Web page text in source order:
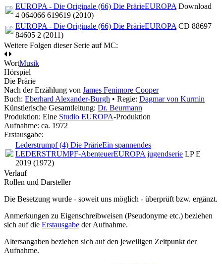
EUROPA - Die Originale (66) Die PrärieEUROPA Download
4 064066 619619 (2010)
EUROPA - Die Originale (66) Die PrärieEUROPA CD 88697
84605 2 (2011)
Weitere Folgen dieser Serie auf MC:
WortMusik
Hörspiel
Die Prärie
Nach der Erzählung von James Fenimore Cooper
Buch: Eberhard Alexander-Burgh • Regie: Dagmar von Kurmin
Künstlerische Gesamtleitung: Dr. Beurmann
Produktion: Eine Studio EUROPA-Produktion
Aufnahme: ca. 1972
Erstausgabe:
Lederstrumpf (4) Die PrärieEin spannendes
LEDERSTRUMPF-AbenteuerEUROPA jugendserie LP E
2019 (1972)
Verlauf
Rollen und Darsteller
Die Besetzung wurde - soweit uns möglich - überprüft bzw. ergänzt.
Anmerkungen zu Eigenschreibweisen (Pseudonyme etc.) beziehen
sich auf die Erstausgabe der Aufnahme.
Altersangaben beziehen sich auf den jeweiligen Zeitpunkt der
Aufnahme.